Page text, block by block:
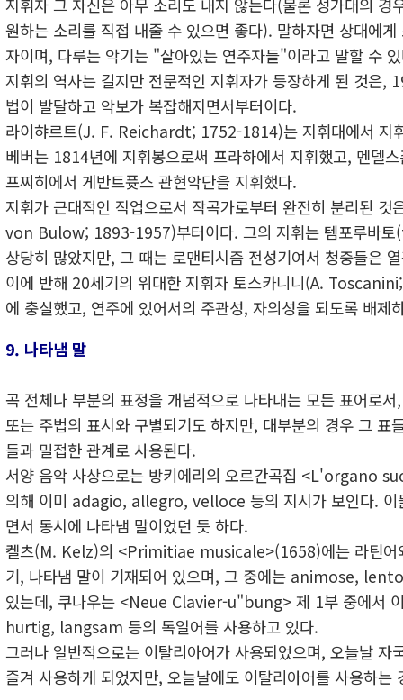
지휘자 그 자신은 아무 소리도 내지 않는다(물론 성가대의 경
원하는 소리를 직접 내줄 수 있으면 좋다). 말하자면 상대에
자이며, 다루는 악기는 "살아있는 연주자들"이라고 말할 수
지휘의 역사는 길지만 전문적인 지휘자가 등장하게 된 것은,
법이 발달하고 악보가 복잡해지면서부터이다.
라이햐르트(J. F. Reichardt; 1752-1814)는 지휘대에서 지
베버는 1814년에 지휘봉으로써 프라하에서 지휘했고, 멘델
프찌히에서 게반트퓻스 관현악단을 지휘했다.
지휘가 근대적인 직업으로서 작곡가로부터 완전히 분리된
von Bulow; 1893-1957)부터이다. 그의 지휘는 템포루바
상당히 많았지만, 그 때는 로맨티시즘 전성기여서 청중들은
이에 반해 20세기의 위대한 지휘자 토스카니니(A.
에 충실했고, 연주에 있어서의 주관성, 자의성을 되도록 배제
9. 나타냄 말
곡 전체나 부분의 표정을 개념적으로 나타내는 모든 표어로
또는 주법의 표시와 구별되기도 하지만, 대부분의 경우 그 표
들과 밀접한 관계로 사용된다.
서양 음악 사상으로는 방키에리의 오르간곡집 <L'organo
의해 이미 adagio, allegro, velloce 등의 지시가 보인다. 이
면서 동시에 나타냄 말이었던 듯 하다.
켈츠(M. Kelz)의 <Primitiae musicale>(1658)에는 라틴어
기, 나타냄 말이 기재되어 있으며, 그 중에는 animose,
있는데, 쿠나우는 <Neue Clavier-u"bung> 제 1부 중에서
hurtig, langsam 등의 독일어를 사용하고 있다.
그러나 일반적으로는 이탈리아어가 사용되었으며, 오늘날 자
즐겨 사용하게 되었지만, 오늘날에도 이탈리아어를 사용하는